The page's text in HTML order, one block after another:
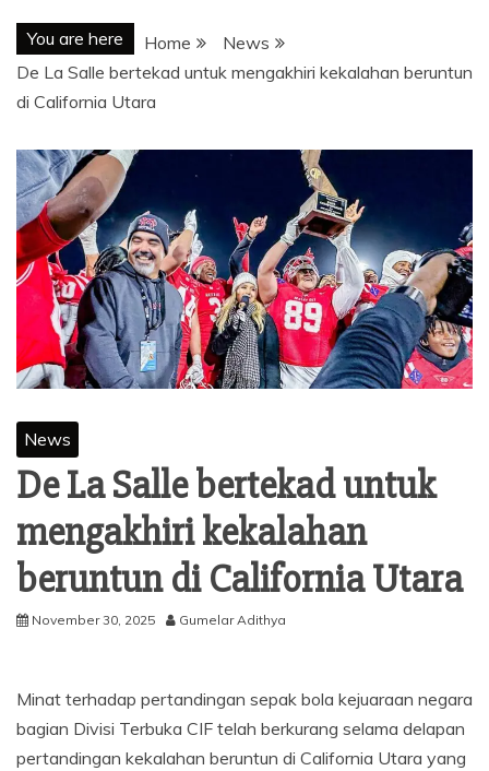
You are here Home
News
De La Salle bertekad untuk mengakhiri kekalahan beruntun
di California Utara
News
De La Salle bertekad untuk
mengakhiri kekalahan
beruntun di California Utara
November 30, 2025 Gumelar Adithya
Minat terhadap pertandingan sepak bola kejuaraan negara
bagian Divisi Terbuka CIF telah berkurang selama delapan
pertandingan kekalahan beruntun di California Utara yang